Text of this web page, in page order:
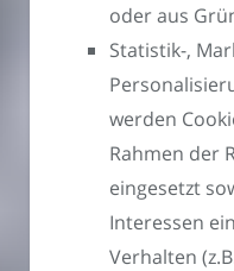
oder aus
Statistik-,
werden
Rahmen der
eingesetzt
Interessen
Verhalten